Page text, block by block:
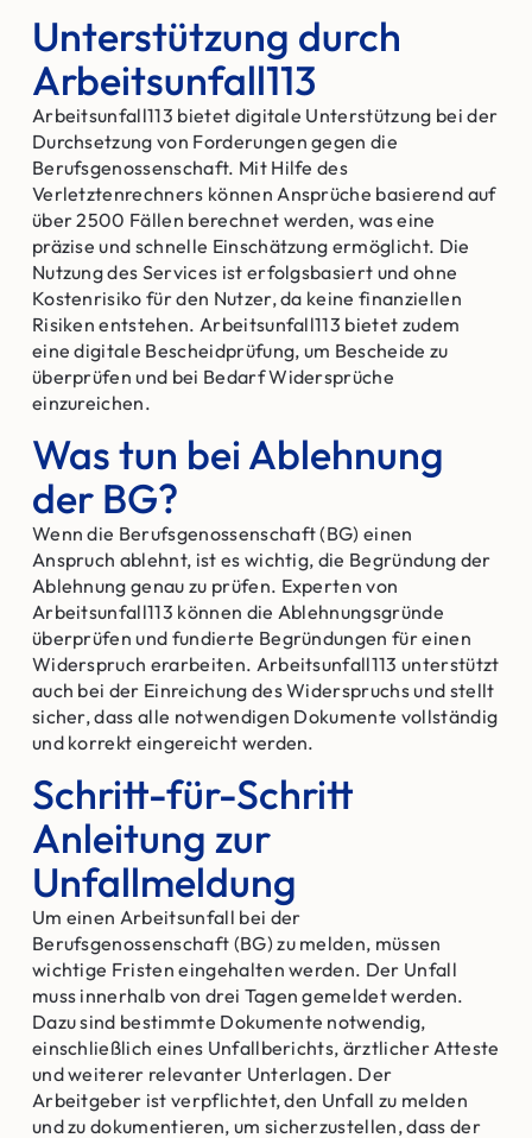
Unterstützung durch
Arbeitsunfall113
Arbeitsunfall113 bietet digitale Unterstützung bei der
Durchsetzung von Forderungen gegen die
Berufsgenossenschaft. Mit Hilfe des
Verletztenrechners können Ansprüche basierend auf
über 2500 Fällen berechnet werden, was eine
präzise und schnelle Einschätzung ermöglicht. Die
Nutzung des Services ist erfolgsbasiert und ohne
Kostenrisiko für den Nutzer, da keine finanziellen
Risiken entstehen. Arbeitsunfall113 bietet zudem
eine digitale Bescheidprüfung, um Bescheide zu
überprüfen und bei Bedarf Widersprüche
einzureichen.
Was tun bei Ablehnung
der BG?
Wenn die Berufsgenossenschaft (BG) einen
Anspruch ablehnt, ist es wichtig, die Begründung der
Ablehnung genau zu prüfen. Experten von
Arbeitsunfall113 können die Ablehnungsgründe
überprüfen und fundierte Begründungen für einen
Widerspruch erarbeiten. Arbeitsunfall113 unterstützt
auch bei der Einreichung des Widerspruchs und stellt
sicher, dass alle notwendigen Dokumente vollständig
und korrekt eingereicht werden.
Schritt-für-Schritt
Anleitung zur
Unfallmeldung
Um einen Arbeitsunfall bei der
Berufsgenossenschaft (BG) zu melden, müssen
wichtige Fristen eingehalten werden. Der Unfall
muss innerhalb von drei Tagen gemeldet werden.
Dazu sind bestimmte Dokumente notwendig,
einschließlich eines Unfallberichts, ärztlicher Atteste
und weiterer relevanter Unterlagen. Der
Arbeitgeber ist verpflichtet, den Unfall zu melden
und zu dokumentieren, um sicherzustellen, dass der